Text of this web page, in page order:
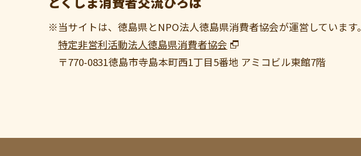
※当サイトは、徳島県とNPO法人徳島県消費者協会が運営しています。
特定非営利活動法人徳島県消費者協会
〒770-0831徳島市寺島本町西1丁目5番地 アミコビル東館7階